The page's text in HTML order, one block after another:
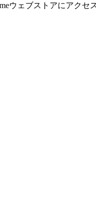
ウェブストアにアクセ